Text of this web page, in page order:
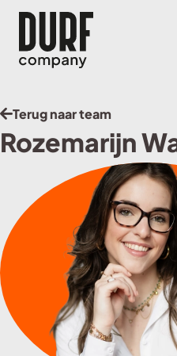
Terug naar team
Rozemarijn